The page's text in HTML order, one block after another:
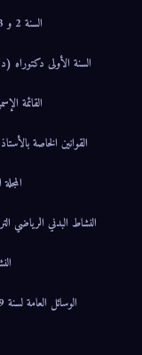
السنة 2 و 3 ليسانس نشاط بدني تربوي
السنة الأولى دكتوراه (د1)
القائمة
القوانين الخاصة بالأستاذ
النشاط البدني الرياضي
الوسائل العامة لسنة 2019